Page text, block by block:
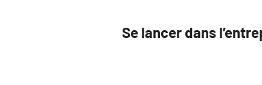
Se lancer dans